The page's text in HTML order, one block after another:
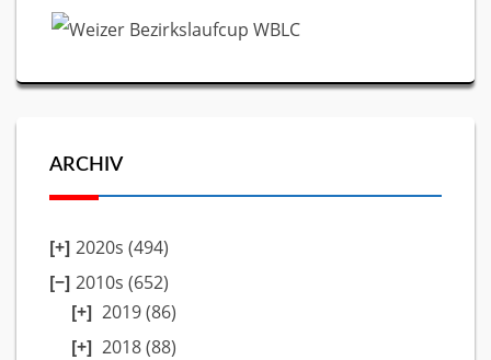
ARCHIV
2020s (494)
2010s (652)
2019(86)
2018(88)